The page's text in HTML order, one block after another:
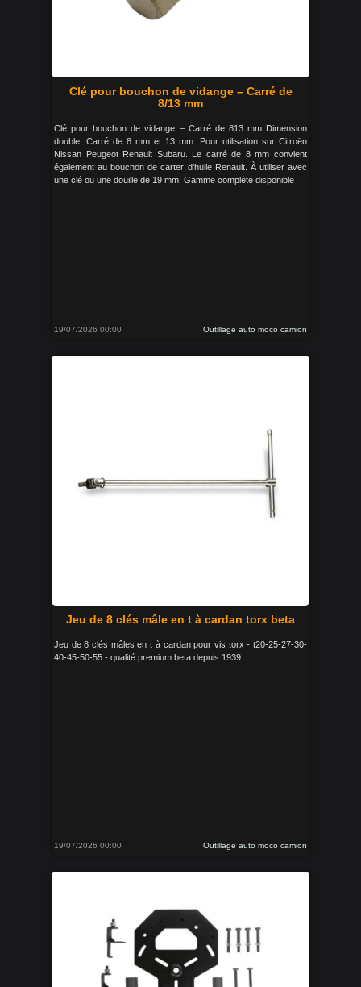
Clé pour bouchon de vidange – Carré de
8/13 mm
Clé pour bouchon de vidange – Carré de 813 mm Dimension
double. Carré de 8 mm et 13 mm. Pour utilisation sur Citroën
Nissan Peugeot Renault Subaru. Le carré de 8 mm convient
également au bouchon de carter d'huile Renault. À utiliser avec
une clé ou une douille de 19 mm. Gamme complète disponible
19/07/2026 00:00 Outillage auto moco camion
Jeu de 8 clés mâle en t à cardan torx beta
Jeu de 8 clés mâles en t à cardan pour vis torx - t20-25-27-30-
40-45-50-55 - qualité premium beta depuis 1939
19/07/2026 00:00 Outillage auto moco camion